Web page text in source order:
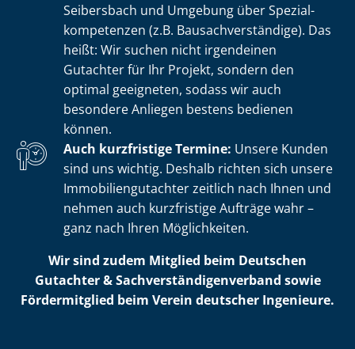
Seibersbach und Umgebung über Spe­zi­al­
kom­pe­ten­zen (z.B. Bau­sach­ver­stän­di­ge). Das
heißt: Wir suchen nicht irgendeinen
Gutachter für Ihr Projekt, sondern den
optimal geeigneten, sodass wir auch
besondere Anliegen bestens bedienen
können.
Auch kurzfristige Termine: Unsere Kunden
sind uns wichtig. Deshalb richten sich unsere
Im­mo­bi­li­en­gut­ach­ter zeitlich nach Ihnen und
nehmen auch kurzfristige Aufträge wahr –
ganz nach Ihren Möglichkeiten.
Wir sind zudem Mitglied beim Deutschen
Gutachter & Sach­ver­stän­di­gen­ver­band sowie
Fördermitglied beim Verein deutscher Ingenieure.